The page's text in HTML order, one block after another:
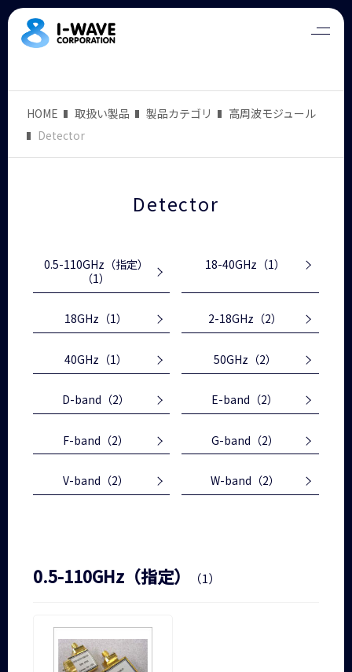
HOME 取扱い製品 製品カテゴリ
高周波モジュール
Detector
Detector
0.5-110GHz（指定）
（1）
18-40GHz （1）
18GHz （1） 2-18GHz （2）
40GHz （1） 50GHz （2）
D-band （2） E-band （2）
F-band （2） G-band （2）
V-band （2） W-band （2）
0.5-110GHz（指定） （1）